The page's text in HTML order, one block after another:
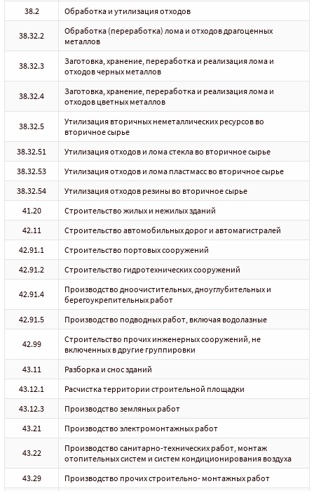
38.2
Обработка и утилизация отходов
38.32.2
Обработка (переработка) лома и отходов драгоценных
металлов
38.32.3
Заготовка, хранение, переработка и реализация лома и
отходов черных металлов
38.32.4
Заготовка, хранение, переработка и реализация лома и
отходов цветных металлов
38.32.5
Утилизация вторичных неметаллических ресурсов во
вторичное сырье
38.32.51
Утилизация отходов и лома стекла во вторичное сырье
38.32.53
Утилизация отходов и лома пластмасс во вторичное сырье
38.32.54
Утилизация отходов резины во вторичное сырье
41.20
Строительство жилых и нежилых зданий
42.11
Строительство автомобильных дорог и автомагистралей
42.91.1
Строительство портовых сооружений
42.91.2
Строительство гидротехнических сооружений
42.91.4
Производство дноочистительных, дноуглубительных и
берегоукрепительных работ
42.91.5
Производство подводных работ, включая водолазные
42.99
Строительство прочих инженерных сооружений, не
включенных в другие группировки
43.11
Разборка и снос зданий
43.12.1
Расчистка территории строительной площадки
43.12.3
Производство земляных работ
43.21
Производство электромонтажных работ
43.22
Производство санитарно-технических работ, монтаж
отопительных систем и систем кондиционирования воздуха
43.29
Производство прочих строительно- монтажных работ